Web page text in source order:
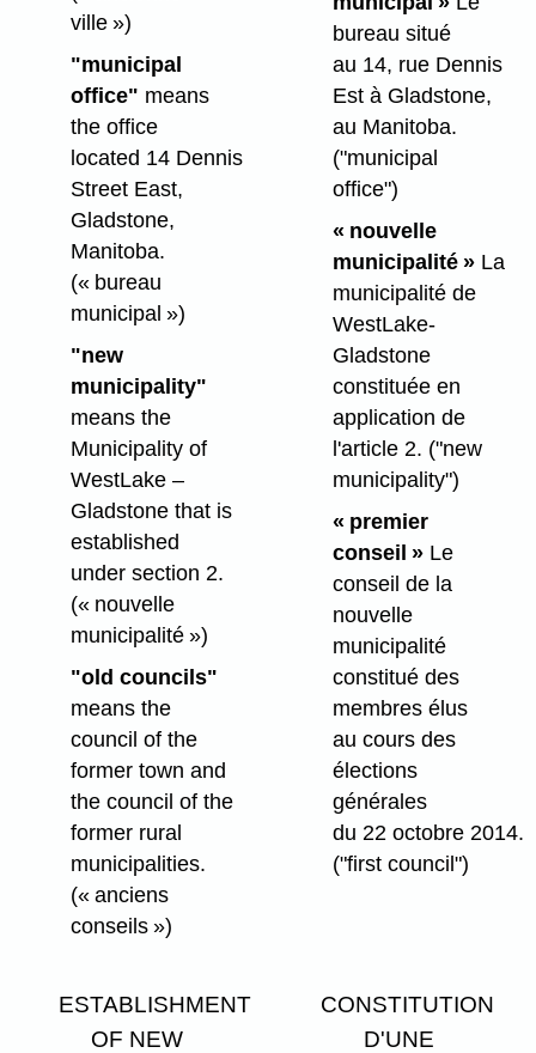
ville »)
"municipal
office" means
the office
located 14 Dennis
Street East,
Gladstone,
Manitoba.
(« bureau
municipal »)
"new
municipality"
means the
Municipality of
WestLake –
Gladstone that is
established
under section 2.
(« nouvelle
municipalité »)
"old councils"
means the
council of the
former town and
the council of the
former rural
municipalities.
(« anciens
conseils »)
bureau situé
au 14, rue Dennis
Est à Gladstone,
au Manitoba.
("municipal
office")
« nouvelle
municipalité »La
municipalité de
WestLake-
Gladstone
constituée en
application de
l'article 2. ("new
municipality")
« premier
conseil »Le
conseil de la
nouvelle
municipalité
constitué des
membres élus
au cours des
élections
générales
du 22 octobre 2014.
("first council")
ESTABLISHMENT
OF NEW
CONSTITUTION
D'UNE